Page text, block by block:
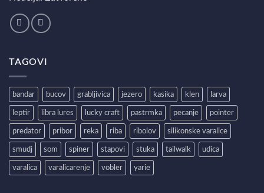
TAGOVI
bandar bucov grabljivica jezero kasika klen larva
leptir libra lures lucky craft pastrmka pecanje pointer
predator pribor reka riba ribolov silikonske varalice
smudj som spiner stapovi stuka tailwalk udica
varalica varalicarenje vobler yarie